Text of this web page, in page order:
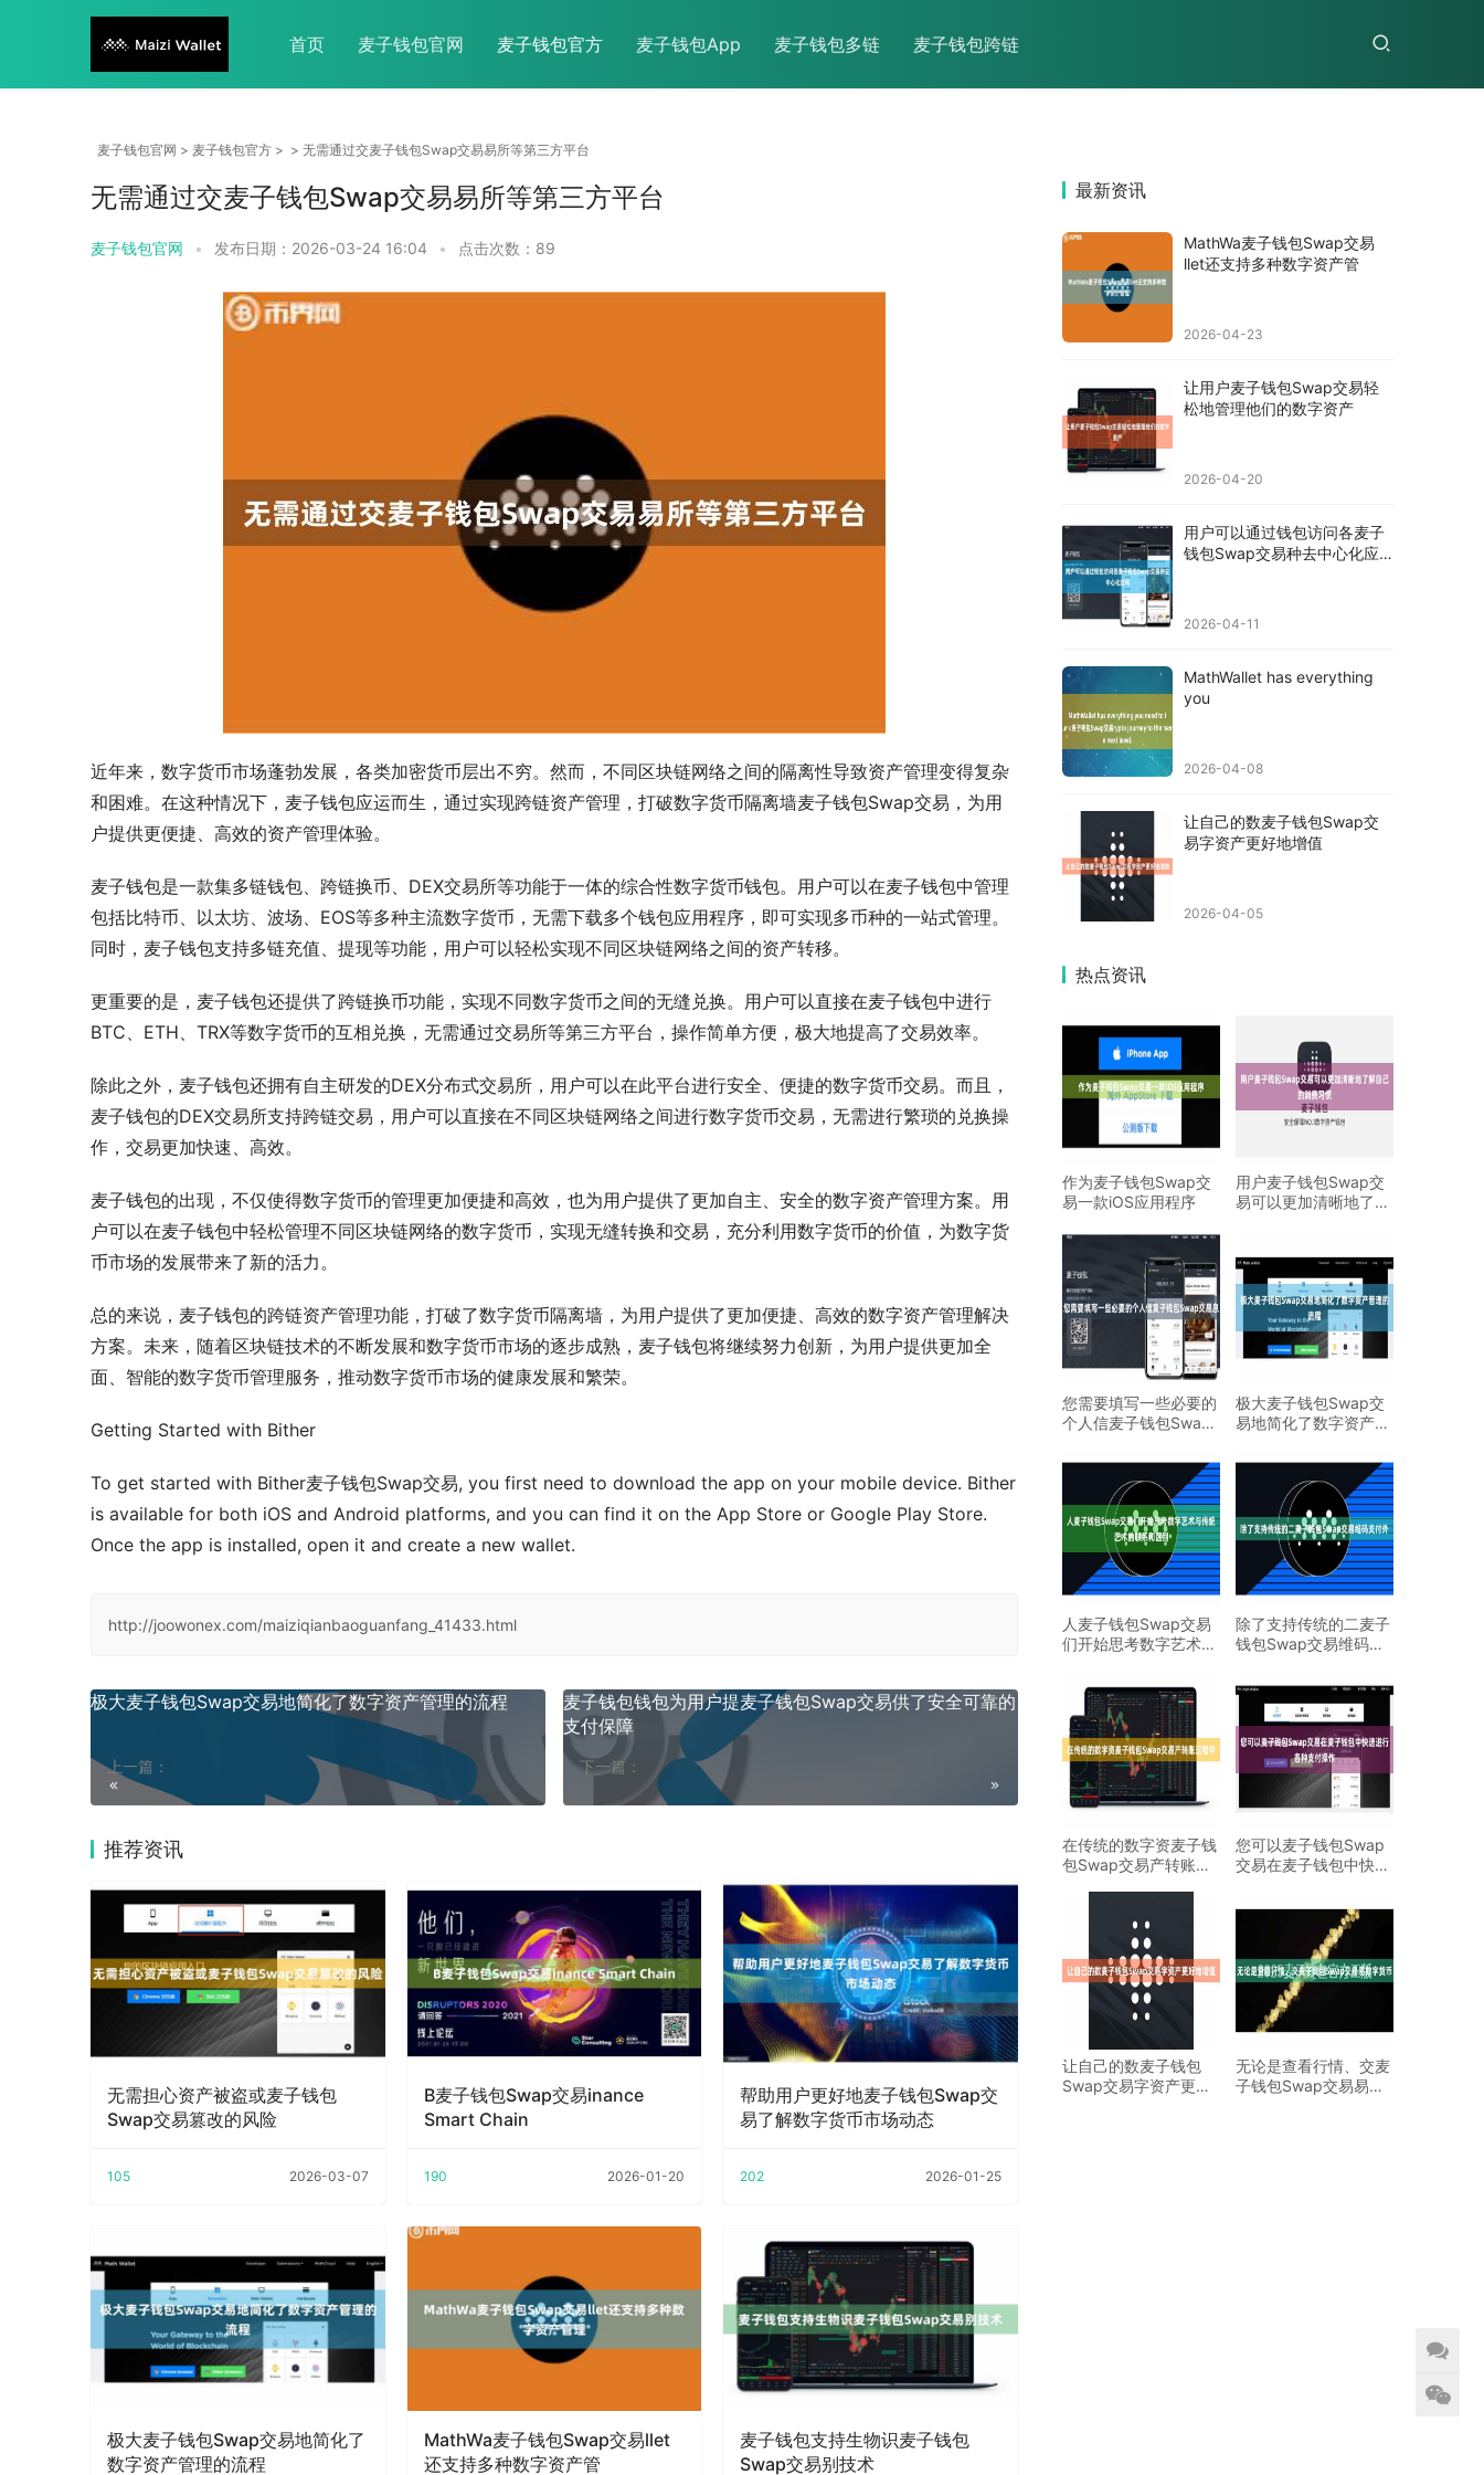
首页 麦子钱包官网 麦子钱包官方 麦子钱包App 麦子钱包多链 麦子钱包跨链
麦子钱包官网 > 麦子钱包官方 > > 无需通过交麦子钱包Swap交易易所等第三方平台
无需通过交麦子钱包Swap交易易所等第三方平台
麦子钱包官网 • 发布日期：2026-03-24 16:04 • 点击次数：89
近年来，数字货币市场蓬勃发展，各类加密货币层出不穷。然而，不同区块链网络之间的隔离性导致资产管理变得复杂
和困难。在这种情况下，麦子钱包应运而生，通过实现跨链资产管理，打破数字货币隔离墙麦子钱包Swap交易，为用
户提供更便捷、高效的资产管理体验。
麦子钱包是一款集多链钱包、跨链换币、DEX交易所等功能于一体的综合性数字货币钱包。用户可以在麦子钱包中管理
包括比特币、以太坊、波场、EOS等多种主流数字货币，无需下载多个钱包应用程序，即可实现多币种的一站式管理。
同时，麦子钱包支持多链充值、提现等功能，用户可以轻松实现不同区块链网络之间的资产转移。
更重要的是，麦子钱包还提供了跨链换币功能，实现不同数字货币之间的无缝兑换。用户可以直接在麦子钱包中进行
BTC、ETH、TRX等数字货币的互相兑换，无需通过交易所等第三方平台，操作简单方便，极大地提高了交易效率。
除此之外，麦子钱包还拥有自主研发的DEX分布式交易所，用户可以在此平台进行安全、便捷的数字货币交易。而且，
麦子钱包的DEX交易所支持跨链交易，用户可以直接在不同区块链网络之间进行数字货币交易，无需进行繁琐的兑换操
作，交易更加快速、高效。
麦子钱包的出现，不仅使得数字货币的管理更加便捷和高效，也为用户提供了更加自主、安全的数字资产管理方案。用
户可以在麦子钱包中轻松管理不同区块链网络的数字货币，实现无缝转换和交易，充分利用数字货币的价值，为数字货
币市场的发展带来了新的活力。
总的来说，麦子钱包的跨链资产管理功能，打破了数字货币隔离墙，为用户提供了更加便捷、高效的数字资产管理解决
方案。未来，随着区块链技术的不断发展和数字货币市场的逐步成熟，麦子钱包将继续努力创新，为用户提供更加全
面、智能的数字货币管理服务，推动数字货币市场的健康发展和繁荣。
Getting Started with Bither
To get started with Bither麦子钱包Swap交易, you first need to download the app on your mobile device. Bither
is available for both iOS and Android platforms, and you can find it on the App Store or Google Play Store.
Once the app is installed, open it and create a new wallet.
http://joowonex.com/maiziqianbaoguanfang_41433.html
上一篇：
极大麦子钱包Swap交易地简化了数字资产管理的流程
下一篇：
麦子钱包钱包为用户提麦子钱包Swap交易供了安全可靠的
支付保障
推荐资讯
无需担心资产被盗或麦子钱包
Swap交易篡改的风险
105 2026-03-07
B麦子钱包Swap交易inance
Smart Chain
190 2026-01-20
帮助用户更好地麦子钱包Swap交
易了解数字货币市场动态
202 2026-01-25
极大麦子钱包Swap交易地简化了
数字资产管理的流程
MathWa麦子钱包Swap交易llet
还支持多种数字资产管
麦子钱包支持生物识麦子钱包
Swap交易别技术
最新资讯
MathWa麦子钱包Swap交易
llet还支持多种数字资产管
2026-04-23
让用户麦子钱包Swap交易轻
松地管理他们的数字资产
2026-04-20
用户可以通过钱包访问各麦子
钱包Swap交易种去中心化应
2026-04-11
MathWallet has everything
you
2026-04-08
让自己的数麦子钱包Swap交
易字资产更好地增值
2026-04-05
热点资讯
作为麦子钱包Swap交
易一款iOS应用程序
用户麦子钱包Swap交
易可以更加清晰地了解
您需要填写一些必要的
个人信麦子钱包Swap
极大麦子钱包Swap交
易地简化了数字资产管
人麦子钱包Swap交易
们开始思考数字艺术与
除了支持传统的二麦子
钱包Swap交易维码支
在传统的数字资麦子钱
包Swap交易产转账过
您可以麦子钱包Swap
交易在麦子钱包中快速
让自己的数麦子钱包
Swap交易字资产更好
无论是查看行情、交麦
子钱包Swap交易易数